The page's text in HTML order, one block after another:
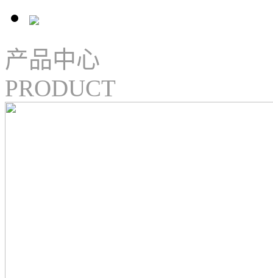
产品中心
PRODUCT